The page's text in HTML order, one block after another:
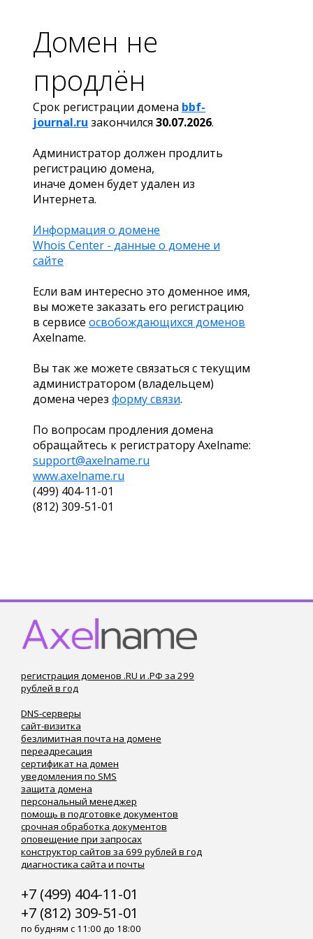
Домен не
продлён
Срок регистрации домена bbf-
journal.ru закончился 30.07.2026.
Администратор должен продлить
регистрацию домена,
иначе домен будет удален из
Интернета.
Информация о домене
Whois Center - данные о домене и
сайте
Если вам интересно это доменное имя,
вы можете заказать его регистрацию
в сервисе освобождающихся доменов
Axelname.
Вы так же можете связаться с текущим
администратором (владельцем)
домена через форму связи.
По вопросам продления домена
обращайтесь к регистратору Axelname:
support@axelname.ru
www.axelname.ru
(499) 404-11-01
(812) 309-51-01
регистрация доменов .RU и .РФ за 299
рублей в год
DNS-серверы
сайт-визитка
безлимитная почта на домене
переадресация
сертификат на домен
уведомления по SMS
защита домена
персональный менеджер
помощь в подготовке документов
срочная обработка документов
оповещение при запросах
конструктор сайтов за 699 рублей в год
диагностика сайта и почты
+7 (499) 404-11-01
+7 (812) 309-51-01
по будням с 11:00 до 18:00